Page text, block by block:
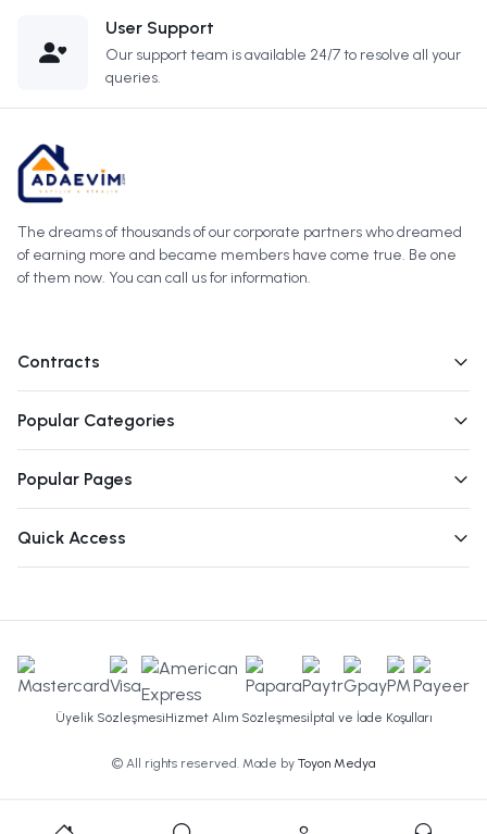
User Support
Our support team is available 24/7 to resolve all your
queries.
The dreams of thousands of our corporate partners who dreamed
of earning more and became members have come true. Be one
of them now. You can call us for information.
Contracts
Popular Categories
Popular Pages
Quick Access
Üyelik SözleşmesiHizmet Alım Sözleşmesiİptal ve İade Koşulları
© All rights reserved. Made by Toyon Medya